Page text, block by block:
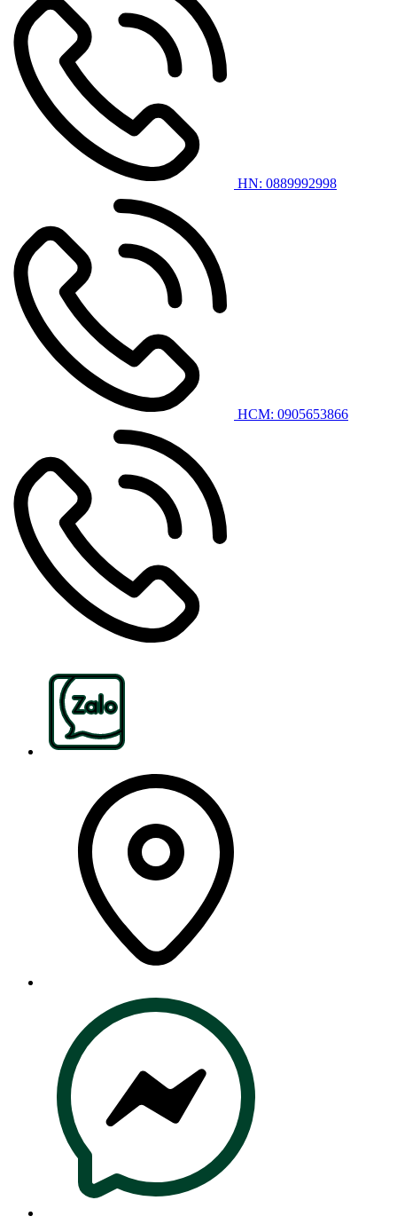
HN: 0889992998
HCM: 0905653866